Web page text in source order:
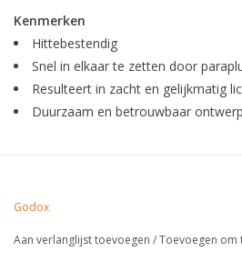
Kenmerken
Hittebestendig
Snel in elkaar te zetten door
Resulteert in zacht en gelijkmatig
Duurzaam en betrouwbaar ontwerp
Godox
Aan verlanglijst toevoegen /Toevoegen om